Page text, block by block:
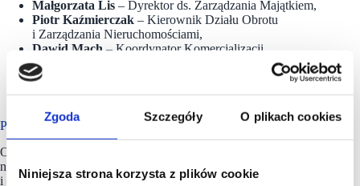
Zgoda Szczegóły O plikach cookies
Niniejsza strona korzysta z plików cookie
Małgorzata Lis – Dyrektor ds. Zarządzania Majątkiem,
Piotr Kaźmierczak – Kierownik Działu Obrotu
i Zarządzania Nieruchomościami,
Dawid Mach – Koordynator Komercjalizacji
i Sprzedaży Nieruchomości,
Ewelina Górna
– Koordynator Komercjalizacji
i Sprzedaży Nieruchomości,
Ponad 1300 uczestników #scf2026spring
Organizowane od kilkunastu lat targi SCF skupiają
najważniejsze firmy z rynku centrów handlowych: inwestorów
i zarządców centrów i parków handlowych oraz ich najemców.